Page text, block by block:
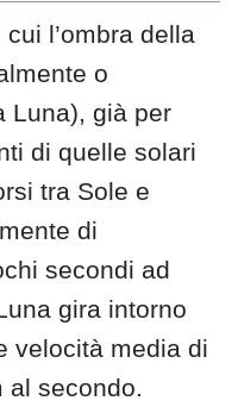
l’ombra della
o
Luna), già per
di quelle solari
tra Sole e
di
secondi ad
gira intorno
velocità media di
al secondo.